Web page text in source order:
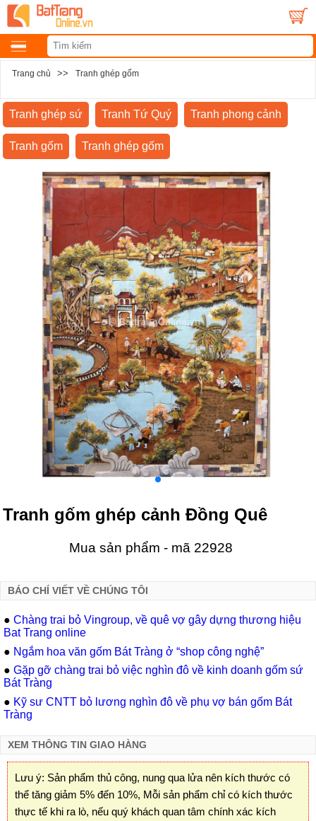
Trang chủ >> Tranh ghép gốm
Tranh ghép sứ Tranh Tứ Quý Tranh phong cảnh
Tranh gốm Tranh ghép gốm
Tranh gốm ghép cảnh Đồng Quê
Mua sản phẩm - mã 22928
BÁO CHÍ VIẾT VỀ CHÚNG TÔI
● Chàng trai bỏ Vingroup, về quê vợ gây dựng thương hiệu
Bat Trang online
● Ngắm hoa văn gốm Bát Tràng ở “shop công nghệ”
● Gặp gỡ chàng trai bỏ việc nghìn đô về kinh doanh gốm sứ
Bát Tràng
● Kỹ sư CNTT bỏ lương nghìn đô về phụ vợ bán gốm Bát
Tràng
XEM THÔNG TIN GIAO HÀNG
Lưu ý: Sản phẩm thủ công, nung qua lửa nên kích thước có
thể tăng giảm 5% đến 10%, Mỗi sản phẩm chỉ có kích thước
thực tế khi ra lò, nếu quý khách quan tâm chính xác kích